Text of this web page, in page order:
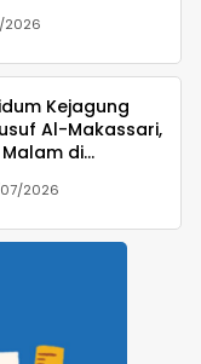
2026
Kejagung
Al-Makassari,
di
2026